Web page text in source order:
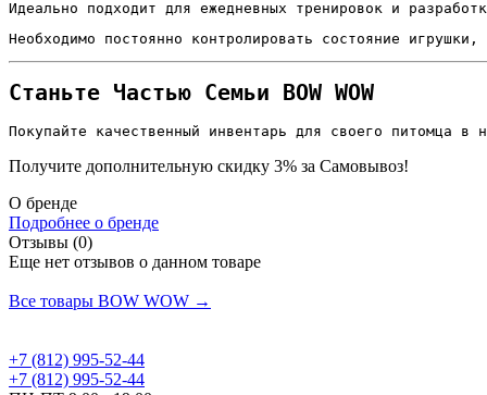
Идеально подходит для ежедневных тренировок и
Необходимо постоянно контролировать состояние
Станьте Частью Семьи BOW WOW
Покупайте качественный инвентарь для своего питомца
Получите дополнительную скидку 3% за Самовывоз!
О бренде
Подробнее о бренде
Отзывы (0)
Еще нет отзывов о данном товаре
Все товары BOW WOW →
+7 (812) 995-52-44
+7 (812) 995-52-44